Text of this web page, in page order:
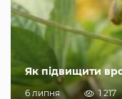
Як підвищити
6 липня 1 217